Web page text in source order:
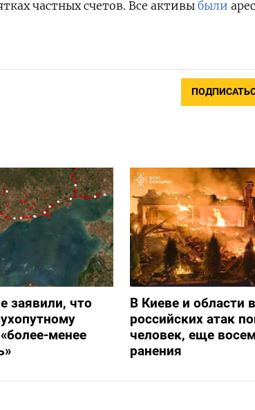
частных счетов. Все активыбыли
заявили, что
менее
В Киеве и области
российских атак
человек, еще
ранения